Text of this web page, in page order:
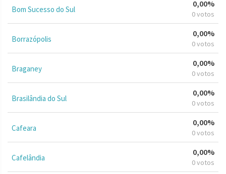
Bom Sucesso do Sul
0,00%
0 votos
Borrazópolis
0,00%
0 votos
Braganey
0,00%
0 votos
Brasilândia do Sul
0,00%
0 votos
Cafeara
0,00%
0 votos
Cafelândia
0,00%
0 votos